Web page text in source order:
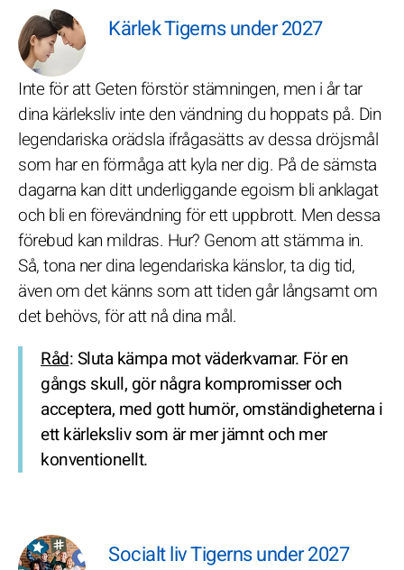
Kärlek Tigerns under 2027
Inte för att Geten förstör stämningen, men i år tar
dina kärleksliv inte den vändning du hoppats på. Din
legendariska orädsla ifrågasätts av dessa dröjsmål
som har en förmåga att kyla ner dig. På de sämsta
dagarna kan ditt underliggande egoism bli anklagat
och bli en förevändning för ett uppbrott. Men dessa
förebud kan mildras. Hur? Genom att stämma in.
Så, tona ner dina legendariska känslor, ta dig tid,
även om det känns som att tiden går långsamt om
det behövs, för att nå dina mål.
Råd: Sluta kämpa mot väderkvarnar. För en
gångs skull, gör några kompromisser och
acceptera, med gott humör, omständigheterna i
ett kärleksliv som är mer jämnt och mer
konventionellt.
Socialt liv Tigerns under 2027